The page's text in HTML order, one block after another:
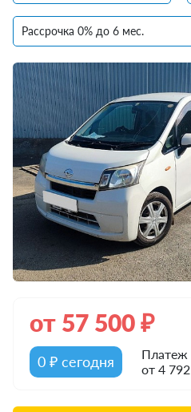
Рассрочка 0% до 6 мес.
от 57 500₽
0 ₽ сегодня
Платеж
от 4